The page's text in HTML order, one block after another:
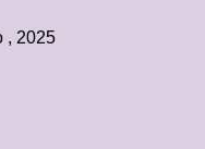
, 2025